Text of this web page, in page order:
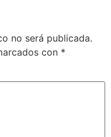
no será publicada.
con *